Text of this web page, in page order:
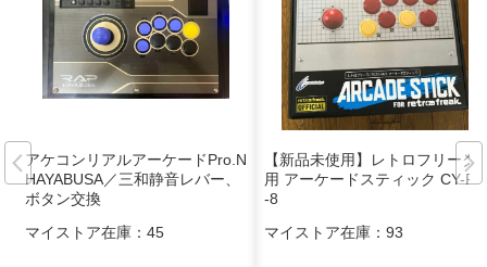
アケコンリアルアーケードPro.N
HAYABUSA／三和静音レバー、
ボタン交換
マイストア在庫： 45
【新品未使用】レトロフリーク
用 アーケードスティック CY-RF
-8
マイストア在庫： 93